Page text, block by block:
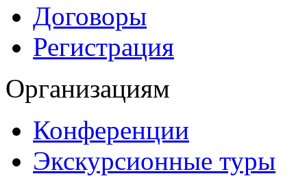
Договоры
Регистрация
Организациям
Конференции
Экскурсионные туры